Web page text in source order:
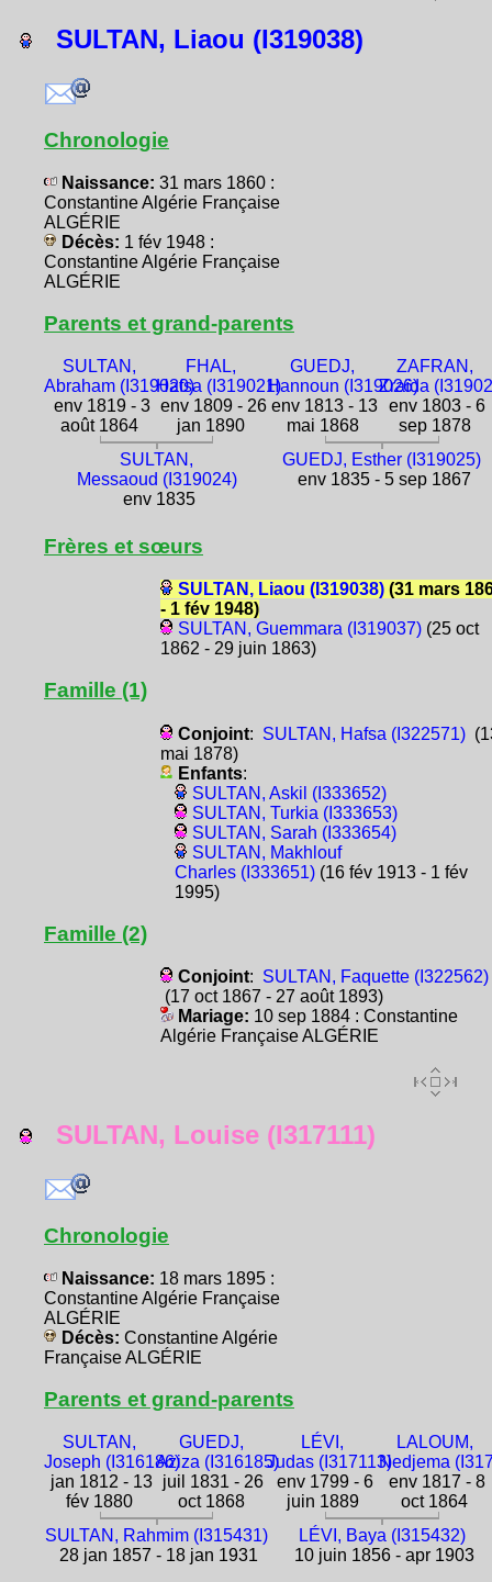
SULTAN, Liaou (I319038)
Chronologie
Naissance: 31 mars 1860 :
Constantine Algérie Française
ALGÉRIE
Décès: 1 fév 1948 :
Constantine Algérie Française
ALGÉRIE
Parents et grand-parents
SULTAN,
Abraham (I319020)
env 1819 - 3
août 1864
FHAL,
Hafsa (I319021)
env 1809 - 26
jan 1890
GUEDJ,
Hannoun (I319026)
env 1813 - 13
mai 1868
ZAFRAN,
Zraïda
env 1803 - 6
sep 1878
SULTAN,
Messaoud (I319024)
env 1835
GUEDJ, Esther (I319025)
env 1835 - 5 sep 1867
Frères et sœurs
SULTAN, Liaou (I319038)(31 mars
- 1 fév 1948)
SULTAN, Guemmara (I319037)(25 oct
1862 - 29 juin 1863)
Famille (1)
Conjoint: SULTAN, Hafsa (I322571)
mai 1878)
Enfants:
SULTAN, Askil (I333652)
SULTAN, Turkia (I333653)
SULTAN, Sarah (I333654)
SULTAN, Makhlouf
Charles (I333651)(16 fév 1913 - 1 fév
1995)
Famille (2)
Conjoint: SULTAN, Faquette (I322562)
(17 oct 1867 - 27 août 1893)
Mariage: 10 sep 1884 : Constantine
Algérie Française ALGÉRIE
SULTAN, Louise (I317111)
Chronologie
Naissance: 18 mars 1895 :
Constantine Algérie Française
ALGÉRIE
Décès: Constantine Algérie
Française ALGÉRIE
Parents et grand-parents
SULTAN,
Joseph (I316186)
jan 1812 - 13
fév 1880
GUEDJ,
Aziza (I316185)
juil 1831 - 26
oct 1868
LÉVI,
Judas (I317113)
env 1799 - 6
juin 1889
LALOUM,
Nedjema
env 1817 - 8
oct 1864
SULTAN, Rahmim (I315431)
28 jan 1857 - 18 jan 1931
LÉVI, Baya (I315432)
10 juin 1856 - apr 1903